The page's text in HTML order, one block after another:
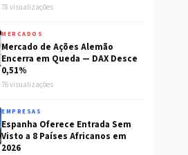
78 visualizações
MERCADOS
Mercado de Ações Alemão
Encerra em Queda — DAX Desce
0,51%
76 visualizações
EMPRESAS
Espanha Oferece Entrada Sem
Visto a 8 Países Africanos em
2026